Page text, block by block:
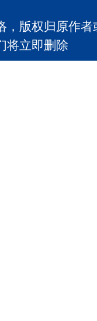
，版权归原作
将立即删除